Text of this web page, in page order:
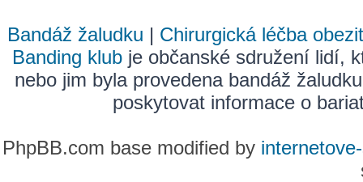
Bandáž žaludku | Chirurgická léčba
Banding klub je občanské sdružení lidí,
nebo jim byla provedena bandáž
poskytovat informace o
PhpBB.com base modified by